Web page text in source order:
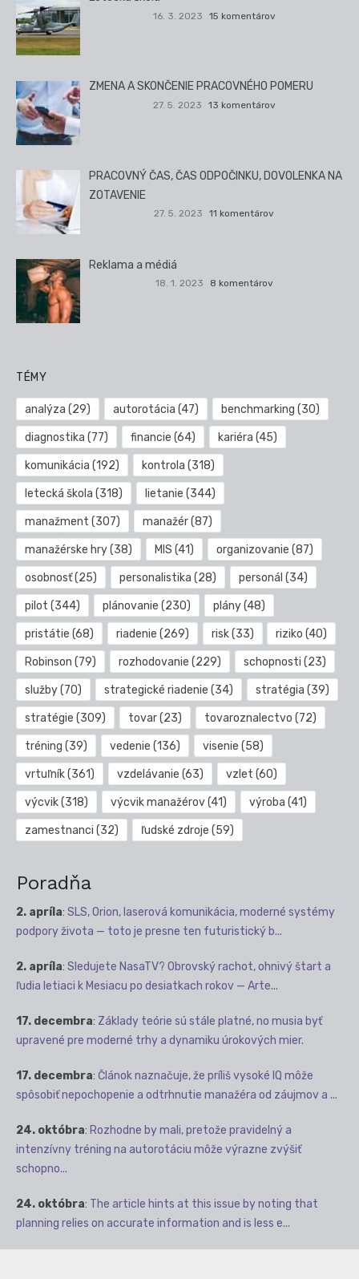
16. 3. 2023 15 komentárov
ZMENA A SKONČENIE PRACOVNÉHO POMERU
27. 5. 2023 13 komentárov
PRACOVNÝ ČAS, ČAS ODPOČINKU, DOVOLENKA NA
ZOTAVENIE
27. 5. 2023 11 komentárov
Reklama a médiá
18. 1. 2023 8 komentárov
TÉMY
analýza (29) autorotácia (47) benchmarking (30)
diagnostika (77) financie (64) kariéra (45)
komunikácia (192) kontrola (318)
letecká škola (318) lietanie (344)
manažment (307) manažér(87)
manažérske hry(38) MIS (41) organizovanie (87)
osobnosť(25) personalistika (28) personál (34)
pilot (344) plánovanie (230) plány(48)
pristátie (68) riadenie (269) risk(33) riziko (40)
Robinson (79) rozhodovanie (229) schopnosti (23)
služby(70) strategické riadenie (34) stratégia (39)
stratégie (309) tovar(23) tovaroznalectvo (72)
tréning (39) vedenie (136) visenie (58)
vrtuľník(361) vzdelávanie (63) vzlet (60)
výcvik(318) výcvik manažérov(41) výroba (41)
zamestnanci (32) ľudské zdroje (59)
Poradňa
2. apríla: SLS, Orion, laserová komunikácia, moderné systémy
podpory života — toto je presne ten futuristický b...
2. apríla: Sledujete NasaTV? Obrovský rachot, ohnivý štart a
ľudia letiaci k Mesiacu po desiatkach rokov — Arte...
17. decembra: Základy teórie sú stále platné, no musia byť
upravené pre moderné trhy a dynamiku úrokových mier.
17. decembra: Článok naznačuje, že príliš vysoké IQ môže
spôsobiť nepochopenie a odtrhnutie manažéra od záujmov a ...
24. októbra: Rozhodne by mali, pretože pravidelný a
intenzívny tréning na autorotáciu môže výrazne zvýšiť
schopno...
24. októbra: The article hints at this issue by noting that
planning relies on accurate information and is less e...